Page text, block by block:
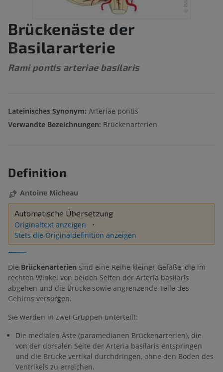
Brückenäste der
Basilararterie
Rami pontis arteriae basilaris
Lateinisches Synonym: Arteriae pontis
Verwandte Bezeichnungen: Brückenarterien
Definition
Antoine Micheau
Automatische Übersetzung
Originaltext anzeigen
Stets die Originaldefinition anzeigen
Die Brückenarterien sind eine Reihe kleiner Gefäße, die im
rechten Winkel von beiden Seiten der Arteria basilaris
abgehen und die Brücke sowie angrenzende Teile des
Gehirns versorgen.
Sie werden in zwei Gruppen unterteilt:
Die medialen Äste (paramedianen Brückenarterien), die
von der dorsalen Seite der Arteria basilaris entspringen
und die Brücke vertikal durchdringen, ohne den Boden des
Ventrikels zu erreichen.